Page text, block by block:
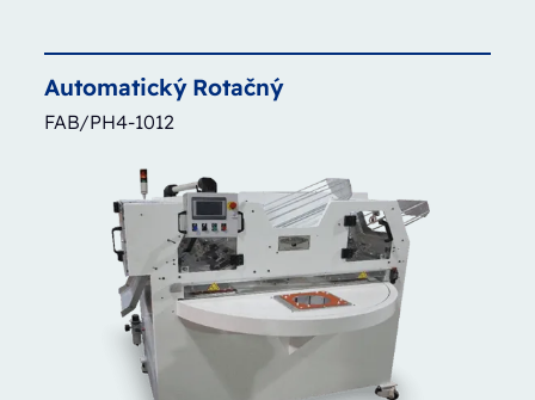
Automatický Rotačný
FAB/PH4-1012